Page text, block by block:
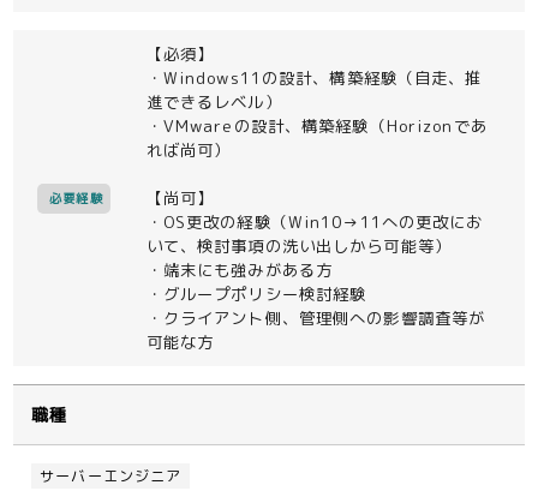
必要経験
【必須】
・Windows11の設計、構築経験（自走、推
進できるレベル）
・VMwareの設計、構築経験（Horizonであ
れば尚可）
【尚可】
・OS更改の経験（Win10→11への更改にお
いて、検討事項の洗い出しから可能等）
・端末にも強みがある方
・グループポリシー検討経験
・クライアント側、管理側への影響調査等が
可能な方
職種
サーバーエンジニア